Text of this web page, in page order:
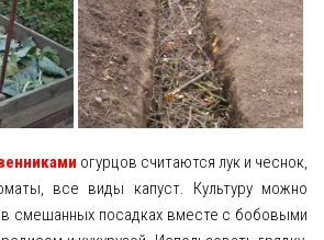
огурцов считаются лук и чеснок,
все виды капуст. Культуру можно
смешанных посадках вместе с бобовыми